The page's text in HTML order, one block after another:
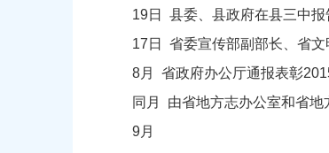
19日 县委、县政府在县三中报
17日 省委宣传部副部长、省文
8月 省政府办公厅通报表彰
同月 由省地方志办公室和省地
9月